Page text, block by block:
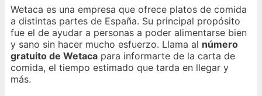
Wetaca es una empresa que ofrece platos de comida
a distintas partes de España. Su principal propósito
fue el de ayudar a personas a poder alimentarse bien
y sano sin hacer mucho esfuerzo. Llama al número
gratuito de Wetaca para informarte de la carta de
comida, el tiempo estimado que tarda en llegar y
más.